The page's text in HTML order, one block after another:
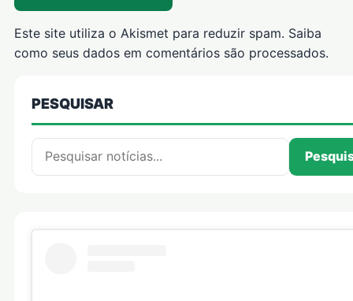
Este site utiliza o Akismet para reduzir spam. Saiba
como seus dados em comentários são processados.
PESQUISAR
Pesquisar por: